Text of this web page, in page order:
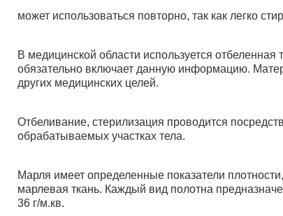
может использоваться повторно, так как легко
В медицинской области используется
обязательно включает данную информацию.
других медицинских целей.
Отбеливание, стерилизация проводится
обрабатываемых участках тела.
Марля имеет определенные показатели
марлевая ткань. Каждый вид полотна
36 г/м.кв.